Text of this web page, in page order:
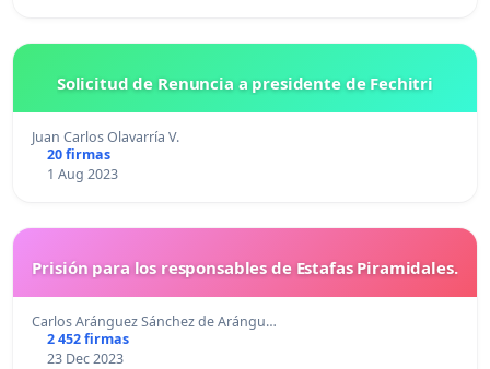
Solicitud de Renuncia a presidente de Fechitri
Juan Carlos Olavarría V.
20 firmas
1 Aug 2023
Prisión para los responsables de Estafas Piramidales.
Carlos Aránguez Sánchez de Arángu…
2 452 firmas
23 Dec 2023